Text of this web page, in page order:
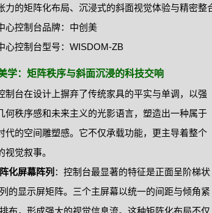
力的矩阵化布局、沉浸式的斜面视觉体验与精密整
心控制台品牌：中创美
心控制台型号：WISDOM-ZB
学：矩阵秩序与斜面沉浸的科技交响
制台在设计上摒弃了传统家具的平实与单调，以强
何秩序感和未来主义的光影语言，塑造出一种属于
代的空间雕塑感。它不仅承载功能，更主导着整个
视觉叙事。
化屏幕阵列 ：控制台最显著的特征是正面呈阶梯状
的显示屏矩阵。三个主屏幕以统一的间距与倾角紧
布，形成强大的视觉信息流。这种矩阵化布局不仅